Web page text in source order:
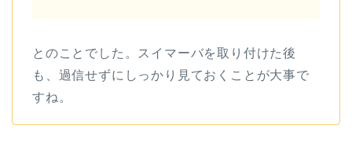
とのことでした。 スイマーバを取り付けた後
も、過信せずにしっかり見ておくことが大事で
すね。